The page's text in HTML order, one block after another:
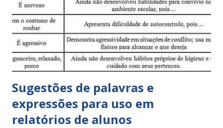
Sugestões de palavras e
expressões para uso em
relatórios de alunos